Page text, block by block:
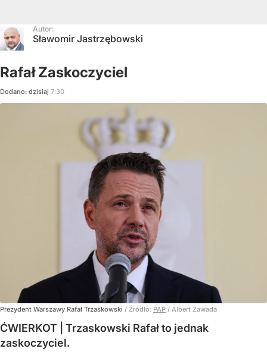
Autor:
Sławomir Jastrzębowski
Rafał Zaskoczyciel
Dodano: dzisiaj 7:30
Prezydent Warszawy Rafał Trzaskowski / Źródło: PAP / Albert Zawada
ĆWIERKOT | Trzaskowski Rafał to jednak
zaskoczyciel.